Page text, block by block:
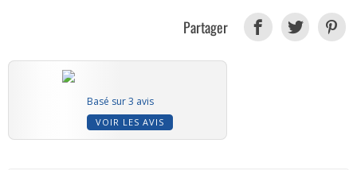
Partager
Basé sur 3 avis
VOIR LES AVIS